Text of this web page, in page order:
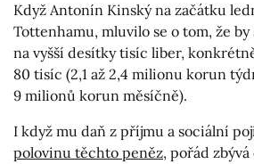
Když Antonín Kinský na začátku
Tottenhamu, mluvilo se o tom, že
na vyšší desítky tisíc liber,
80 tisíc (2,1 až 2,4 milionu korun
9 milionů korun měsíčně).
I když mu daň z příjmu a sociální
polovinu těchto peněz, pořád